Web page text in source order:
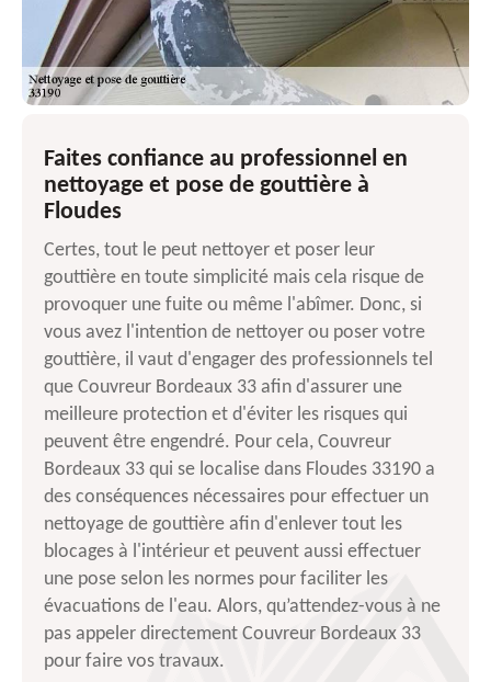
Faites confiance au professionnel en
nettoyage et pose de gouttière à
Floudes
Certes, tout le peut nettoyer et poser leur
gouttière en toute simplicité mais cela risque de
provoquer une fuite ou même l'abîmer. Donc, si
vous avez l'intention de nettoyer ou poser votre
gouttière, il vaut d'engager des professionnels tel
que Couvreur Bordeaux 33 afin d'assurer une
meilleure protection et d'éviter les risques qui
peuvent être engendré. Pour cela, Couvreur
Bordeaux 33 qui se localise dans Floudes 33190 a
des conséquences nécessaires pour effectuer un
nettoyage de gouttière afin d'enlever tout les
blocages à l'intérieur et peuvent aussi effectuer
une pose selon les normes pour faciliter les
évacuations de l'eau. Alors, qu’attendez-vous à ne
pas appeler directement Couvreur Bordeaux 33
pour faire vos travaux.